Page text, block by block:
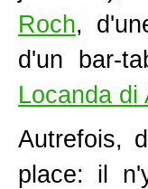
Roch,
d'un bar-
Locanda di
Autrefois,
place: il